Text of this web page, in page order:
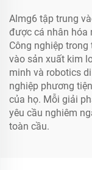
Almg6 tập trung
được cá nhân hóa
Công nghiệp
vào sản xuất kim
minh và robotics
nghiệp phương
của họ. Mỗi giải
yêu cầu nghiêm
toàn cầu.